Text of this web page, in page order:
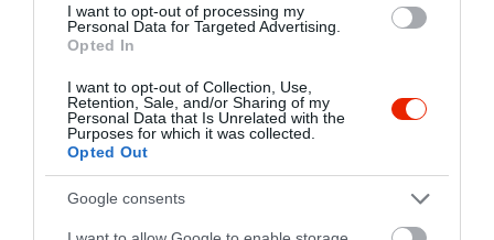
I want to opt-out of processing my
Personal Data for Targeted Advertising.
Opted In
I want to opt-out of Collection, Use,
Retention, Sale, and/or Sharing of my
Personal Data that Is Unrelated with the
Purposes for which it was collected.
Opted Out
Google consents